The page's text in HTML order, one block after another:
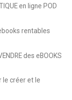
en ligne POD
rentables
des eBOOKS
le créer et le